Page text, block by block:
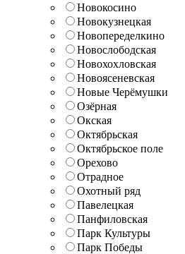
Новокосино
Новокузнецкая
Новопеределкино
Новослободская
Новохохловская
Новоясеневская
Новые Черёмушки
Озёрная
Окская
Октябрьская
Октябрьское поле
Орехово
Отрадное
Охотный ряд
Павелецкая
Панфиловская
Парк Культуры
Парк Победы